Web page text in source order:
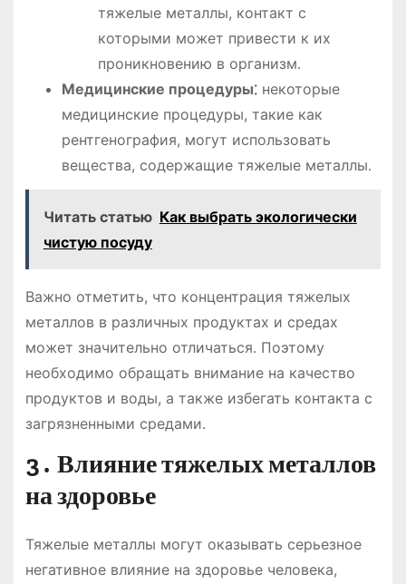
тяжелые металлы, контакт с
которыми может привести к их
проникновению в организм․
Медицинские процедуры⁚некоторые
медицинские процедуры, такие как
рентгенография, могут использовать
вещества, содержащие тяжелые металлы․
Читать статью Как выбрать экологически
чистую посуду
Важно отметить, что концентрация тяжелых
металлов в различных продуктах и средах
может значительно отличаться․ Поэтому
необходимо обращать внимание на качество
продуктов и воды, а также избегать контакта с
загрязненными средами․
3․ Влияние тяжелых металлов
на здоровье
Тяжелые металлы могут оказывать серьезное
негативное влияние на здоровье человека,